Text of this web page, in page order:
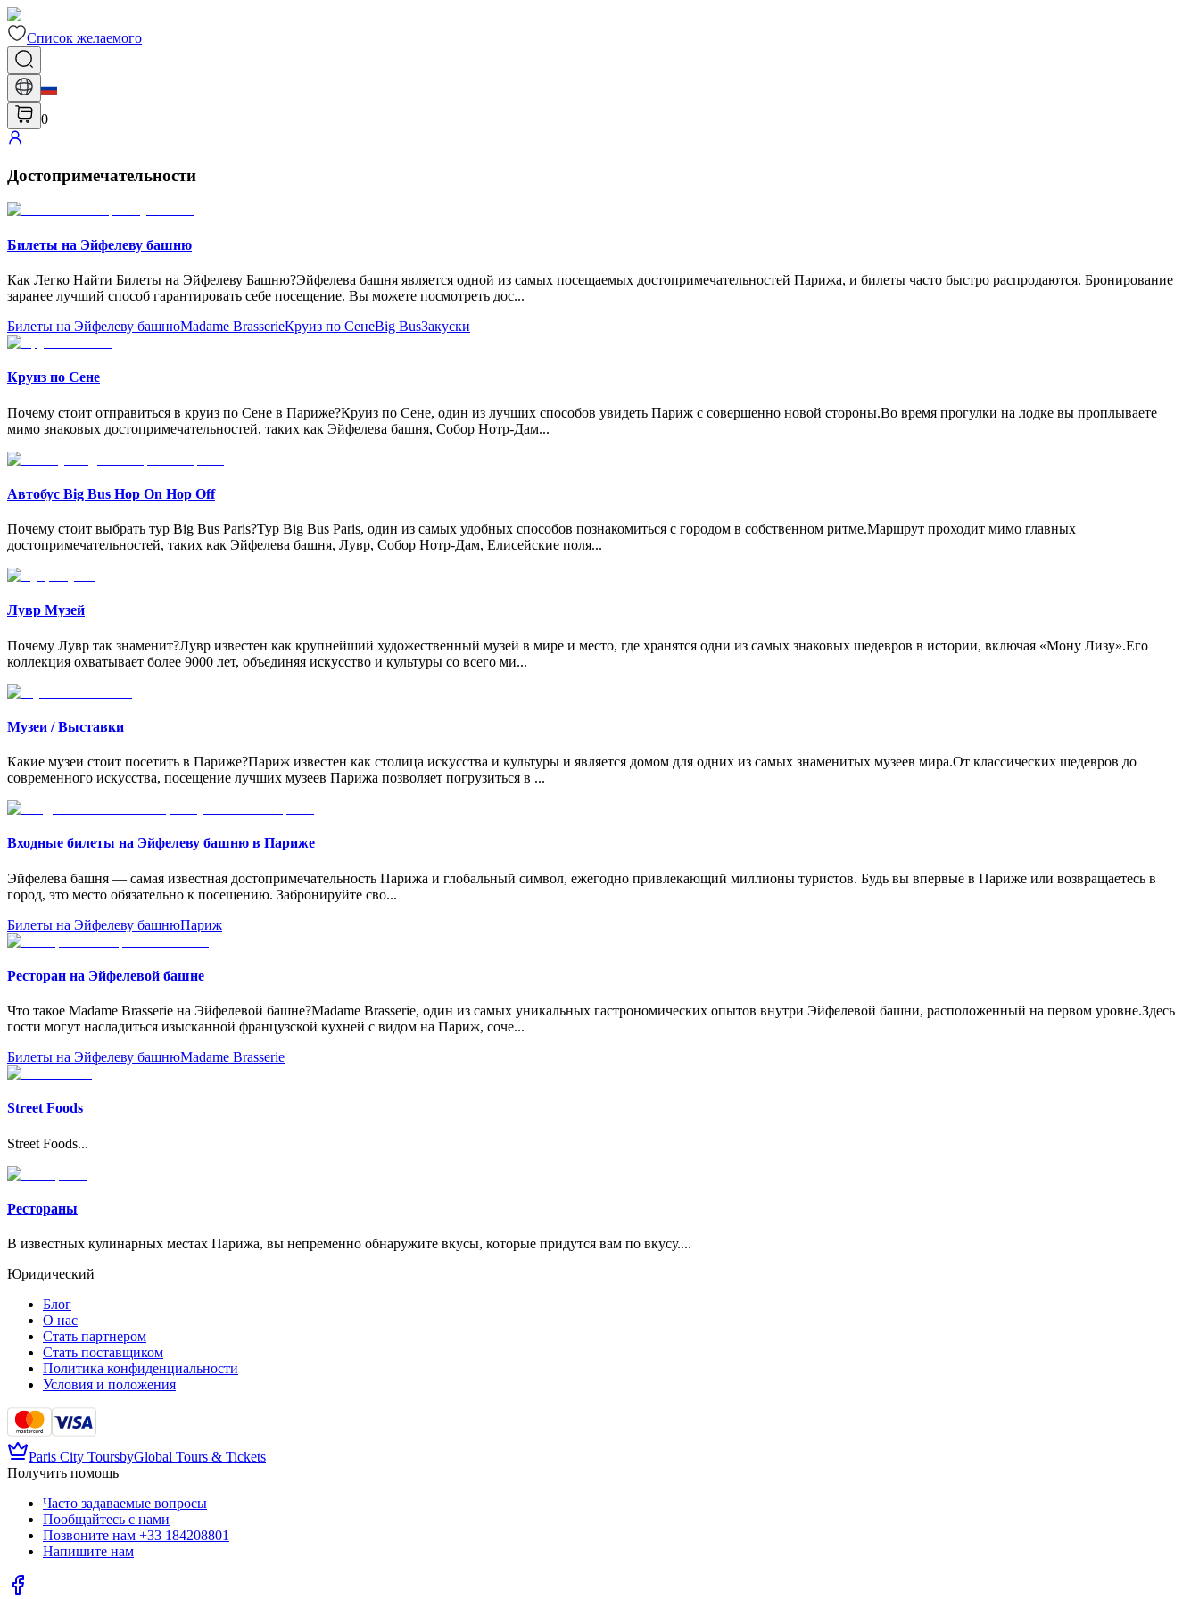
Список желаемого
0
Достопримечательности
Билеты на Эйфелеву башню
Как Легко Найти Билеты на Эйфелеву Башню?Эйфелева башня является одной из самых посещаемых достопримечательностей Парижа, и билеты часто быстро распродаются. Бронирование
заранее лучший способ гарантировать себе посещение. Вы можете посмотреть дос...
Билеты на Эйфелеву башнюMadame BrasserieКруиз по СенеBig BusЗакуски
Круиз по Сене
Почему стоит отправиться в круиз по Сене в Париже?Круиз по Сене, один из лучших способов увидеть Париж с совершенно новой стороны.Во время прогулки на лодке вы проплываете
мимо знаковых достопримечательностей, таких как Эйфелева башня, Собор Нотр-Дам...
Автобус Big Bus Hop On Hop Off
Почему стоит выбрать тур Big Bus Paris?Тур Big Bus Paris, один из самых удобных способов познакомиться с городом в собственном ритме.Маршрут проходит мимо главных
достопримечательностей, таких как Эйфелева башня, Лувр, Собор Нотр-Дам, Елисейские поля...
Лувр Музей
Почему Лувр так знаменит?Лувр известен как крупнейший художественный музей в мире и место, где хранятся одни из самых знаковых шедевров в истории, включая «Мону Лизу».Его
коллекция охватывает более 9000 лет, объединяя искусство и культуры со всего ми...
Музеи / Выставки
Какие музеи стоит посетить в Париже?Париж известен как столица искусства и культуры и является домом для одних из самых знаменитых музеев мира.От классических шедевров до
современного искусства, посещение лучших музеев Парижа позволяет погрузиться в ...
Входные билеты на Эйфелеву башню в Париже
Эйфелева башня — самая известная достопримечательность Парижа и глобальный символ, ежегодно привлекающий миллионы туристов. Будь вы впервые в Париже или возвращаетесь в
город, это место обязательно к посещению. Забронируйте сво...
Билеты на Эйфелеву башнюПариж
Pесторан на Эйфелевой башне
Что такое Madame Brasserie на Эйфелевой башне?Madame Brasserie, один из самых уникальных гастрономических опытов внутри Эйфелевой башни, расположенный на первом уровне.Здесь
гости могут насладиться изысканной французской кухней с видом на Париж, соче...
Билеты на Эйфелеву башнюMadame Brasserie
Street Foods
Street Foods...
Рестораны
В известных кулинарных местах Парижа, вы непременно обнаружите вкусы, которые придутся вам по вкусу....
Юридический
Блог
О нас
Стать партнером
Стать поставщиком
Политика конфиденциальности
Условия и положения
Paris City ToursbyGlobal Tours & Tickets
Получить помощь
Часто задаваемые вопросы
Пообщайтесь с нами
Позвоните нам +33 184208801
Напишите нам